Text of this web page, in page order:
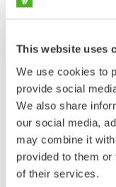
This website uses
We use cookies to
provide social
We also share
our social media,
may combine it
provided to them
of their services.
tai isoja pensaita.
lajia. Eniten
Aasiassa.
vain 0,4%.
Harmaaleppä on
(50–60 vuotta). Se
hyvin lisääntymis-
vapautuvat